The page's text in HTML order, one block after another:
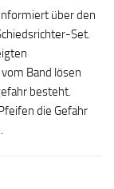
über den
Set.
Band lösen
besteht.
die Gefahr